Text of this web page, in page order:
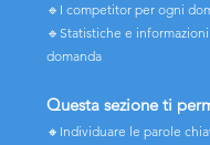
🔹I competitor per ogni
🔹Statistiche e
domanda
Questa sezione ti
🔸Individuare le parole